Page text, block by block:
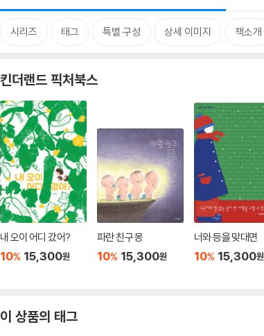
시리즈 태그 특별 구성 상세 이미지 책소개
킨더랜드 픽처북스
내 오이 어디 갔어?
10% 15,300원
파란 친구 몽
10% 15,300원
너와 등을 맞대면
10% 15,300원
이 상품의 태그